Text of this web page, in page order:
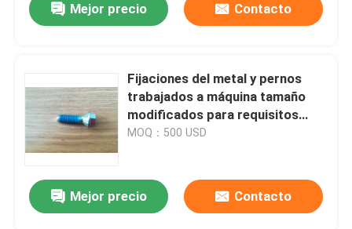
Hogar
Sobre nosotros
Mejor precio Contacto
Fijaciones del metal y pernos
trabajados a máquina tamaño
modificados para requisitos
particulares del hex. del acero
MOQ：500 USD
Mejor precio Contacto
Escoja/el SPL enlazado automotriz 133.3*218*21.6 del sello de los sellos de aceite del labio doble